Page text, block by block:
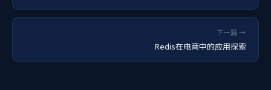
下一篇 →
Redis在电商中的应用探索